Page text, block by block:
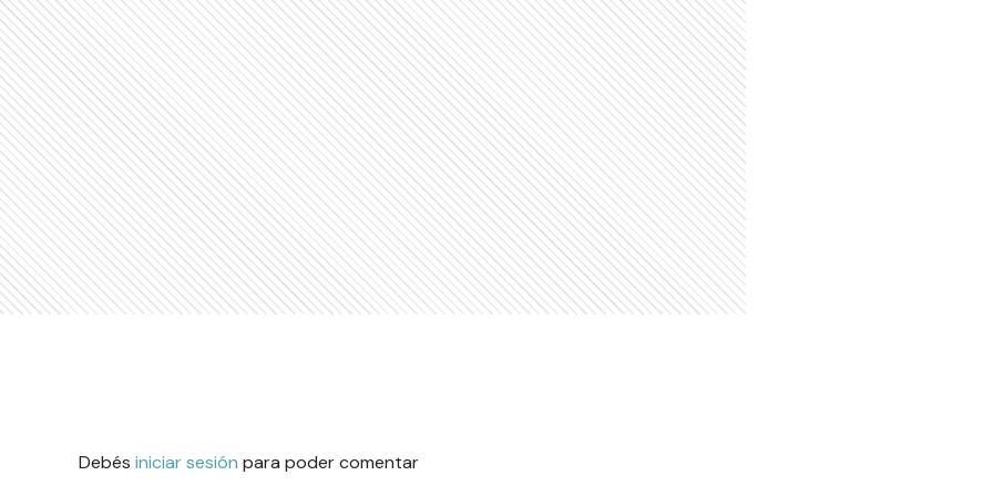
Debés iniciar sesión para poder comentar